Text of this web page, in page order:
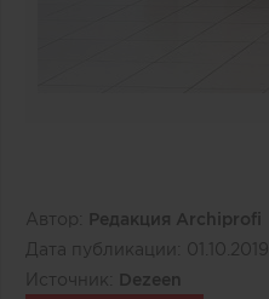
Автор:
Редакция Archiprofi
Дата публикации: 01.10.2019
Источник:
Dezeen